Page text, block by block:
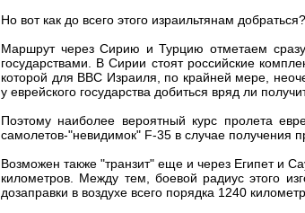
Но вот как до всего этого израильтянам
Маршрут через Сирию и Турцию отметаем
государствами. В Сирии стоят российские
которой для ВВС Израиля, по крайней мере,
у еврейского государства добиться вряд ли
Поэтому наиболее вероятный курс пролета
самолетов-"невидимок" F-35 в случае получения
Возможен также "транзит" еще и через Египет и
километров. Между тем, боевой радиус этого
дозаправки в воздухе всего порядка 1240